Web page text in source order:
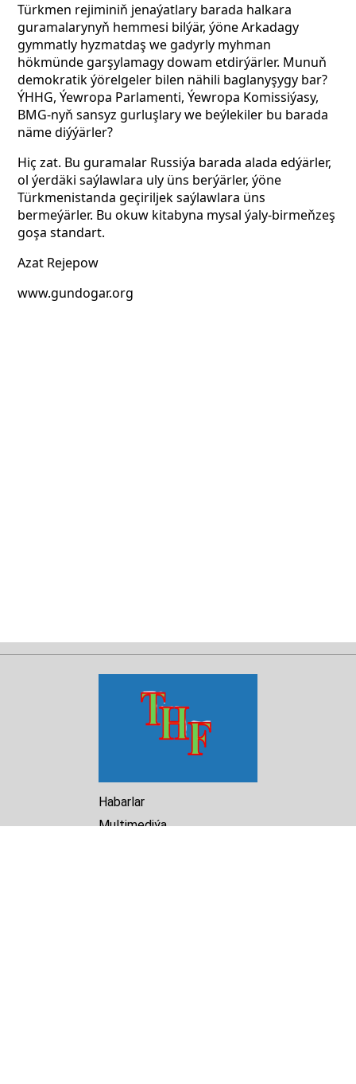
Türkmen rejiminiň jenaýatlary barada halkara
guramalarynyň hemmesi bilýär, ýöne Arkadagy
gymmatly hyzmatdaş we gadyrly myhman
hökmünde garşylamagy dowam etdirýärler. Munuň
demokratik ýörelgeler bilen nähili baglanyşygy bar?
ÝHHG, Ýewropa Parlamenti, Ýewropa Komissiýasy,
BMG-nyň sansyz gurluşlary we beýlekiler bu barada
näme diýýärler?
Hiç zat. Bu guramalar Russiýa barada alada edýärler,
ol ýerdäki saýlawlara uly üns berýärler, ýöne
Türkmenistanda geçiriljek saýlawlara üns
bermeýärler. Bu okuw kitabyna mysal ýaly-birmeňzeş
goşa standart.
Azat Rejepow
www.gundogar.org
Habarlar
Multimediýa